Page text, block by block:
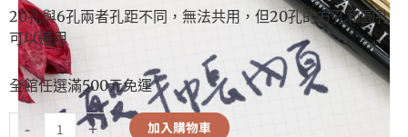
20孔與6孔兩者孔距不同，無法共用，但20孔的方孔和圓孔
可以通用
全館任選滿500元免運
- + 加入購物車